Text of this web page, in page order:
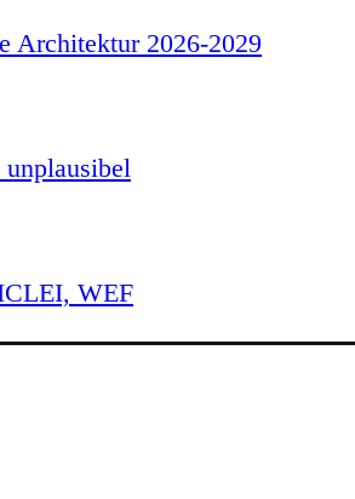
Architektur 2026-2029
WEF